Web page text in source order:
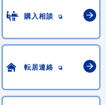
購入相談
転居連絡